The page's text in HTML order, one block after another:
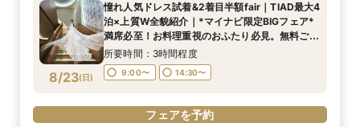
8/22(土)
9:00〜 14:30〜
フェアを予約
8/22(土)
9:00〜 14:30〜
フェアを予約
8/22(土)
9:00〜 14:30〜
フェアを予約
8/22(土)
9:00〜 14:30〜
フェアを予約
8/22(土)
9:00〜 14:30〜
フェアを予約
8/23(日)
憧れ人気ドレス試着&2着目半額fair｜TIAD最大4
泊×上質W全貌紹介｜*マイナビ限定BIGフェア*
満席必至！お料理重視のおふたり必見。無料ご試
食＆緑溢れる上質ウエディングを体験できるフェ
ア
所要時間：3時間程度
9:00〜 14:30〜
フェアを予約